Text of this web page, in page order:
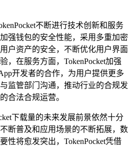
不断进行技术创新和服务
强钱包的安全性能，采用多重加密
户资产的安全，不断优化用户界面
，在服务方面，TokenPocket加强
开发者的合作，为用户提供更多
监管部门沟通，推动行业的合规发
合法合规运营。
下载量的未来发展前景依然十分
断普及和应用场景的不断拓展，数
性将愈发突出，TokenPocket凭借